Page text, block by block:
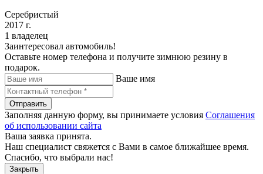
Серебристый
2017 г.
1 владелец
Заинтересовал автомобиль!
Оставьте номер телефона и получите зимнюю резину в
подарок.
Ваше имя
Отправить
Заполняя данную форму, вы принимаете условия Соглашения
об использовании сайта
Ваша заявка принята.
Наш специалист свяжется с Вами в самое ближайшее время.
Спасибо, что выбрали нас!
Закрыть